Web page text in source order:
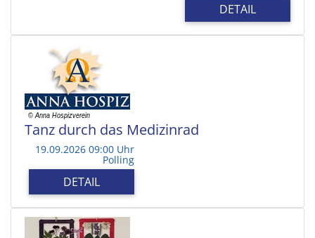
DETAIL
Tanz durch das Medizinrad
19.09.2026 09:00 Uhr
Polling
DETAIL